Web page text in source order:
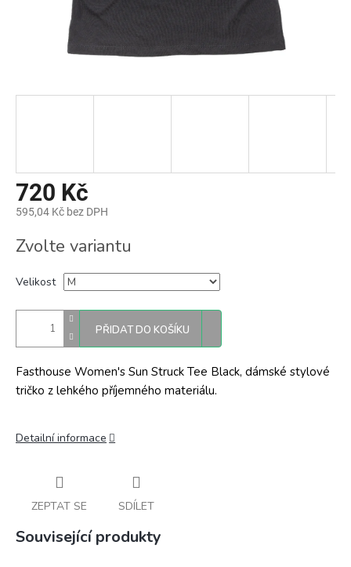
720 Kč
595,04 Kč bez DPH
cena:
Zvolte variantu
Velikost
PŘIDAT DO KOŠÍKU
Fasthouse Women's Sun Struck Tee Black, dámské stylové
tričko z lehkého příjemného materiálu.
Detailní informace
ZEPTAT SE SDÍLET
Související produkty